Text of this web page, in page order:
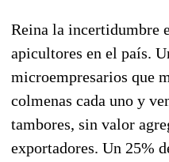
Reina la incertidumbre
apicultores en el país.
microempresarios que
colmenas cada uno y
tambores, sin valor
exportadores. Un 25%